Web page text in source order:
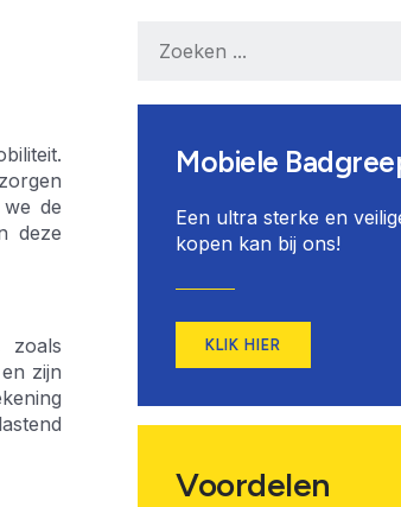
de
deze
zoals
zijn
Mobiele
Een ultra sterke en
kopen kan bij ons!
KLIK HIER
Voordelen